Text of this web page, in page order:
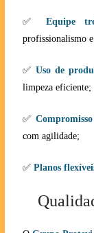
✅ Equipe
profissionalismo e
✅ Uso de
limpeza eficiente;
✅
com agilidade;
✅ Planos